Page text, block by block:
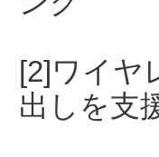
[2]ワイヤ
出しを支